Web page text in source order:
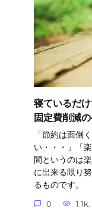
寝ているだ
固定費削減
「節約は面倒
い・・・」「
間というのは
に出来る限り
るものです。
0 1.1k.